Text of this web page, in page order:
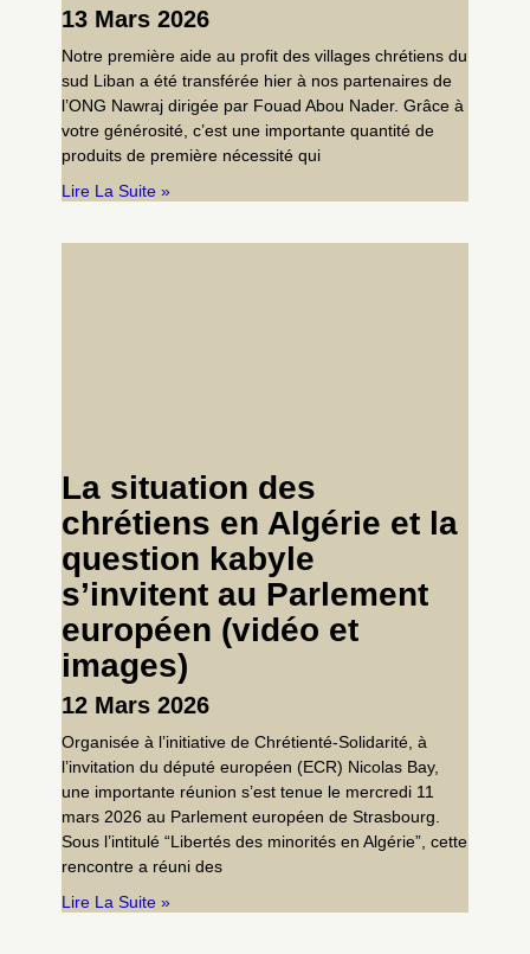
13 Mars 2026
Notre première aide au profit des villages chrétiens du
sud Liban a été transférée hier à nos partenaires de
l’ONG Nawraj dirigée par Fouad Abou Nader. Grâce à
votre générosité, c’est une importante quantité de
produits de première nécessité qui
Lire La Suite »
La situation des
chrétiens en Algérie et la
question kabyle
s’invitent au Parlement
européen (vidéo et
images)
12 Mars 2026
Organisée à l’initiative de Chrétienté-Solidarité, à
l’invitation du député européen (ECR) Nicolas Bay,
une importante réunion s’est tenue le mercredi 11
mars 2026 au Parlement européen de Strasbourg.
Sous l’intitulé “Libertés des minorités en Algérie”, cette
rencontre a réuni des
Lire La Suite »